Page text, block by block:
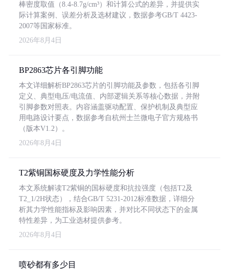
棒密度取值（8.4-8.7g/cm³）和计算公式的差异，并提供实
际计算案例、误差分析及选材建议，数据参考GB/T 4423-
2007等国家标准。
2026年8月4日
BP2863芯片各引脚功能
本文详细解析BP2863芯片的引脚功能及参数，包括各引脚
定义、典型电压/电流值、内部逻辑关系等核心数据，并附
引脚参数对照表。内容涵盖驱动配置、保护机制及典型应
用电路设计要点，数据参考自杭州士兰微电子官方规格书
（版本V1.2）。
2026年8月4日
T2紫铜国标硬度及力学性能分析
本文系统解读T2紫铜的国标硬度和抗拉强度（包括T2及
T2_1/2H状态），结合GB/T 5231-2012标准数据，详细分
析其力学性能指标及影响因素，并对比不同状态下的金属
特性差异，为工业选材提供参考。
2026年8月4日
喷砂都有多少目